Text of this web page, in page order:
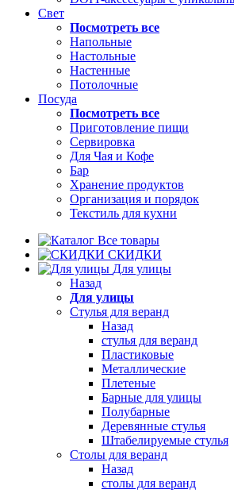
Свет
Посмотреть все
Напольные
Настольные
Настенные
Потолочные
Посуда
Посмотреть все
Приготовление пищи
Сервировка
Для Чая и Кофе
Бар
Хранение продуктов
Организация и порядок
Текстиль для кухни
Все товары
СКИДКИ
Для улицы
Назад
Для улицы
Стулья для веранд
Назад
стулья для веранд
Пластиковые
Металлические
Плетеные
Барные для улицы
Полубарные
Деревянные стулья
Штабелируемые стулья
Столы для веранд
Назад
столы для веранд